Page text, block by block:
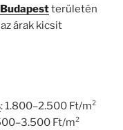
területén
árak kicsit
: 1.800–2.500 Ft/m²
Ft/m²